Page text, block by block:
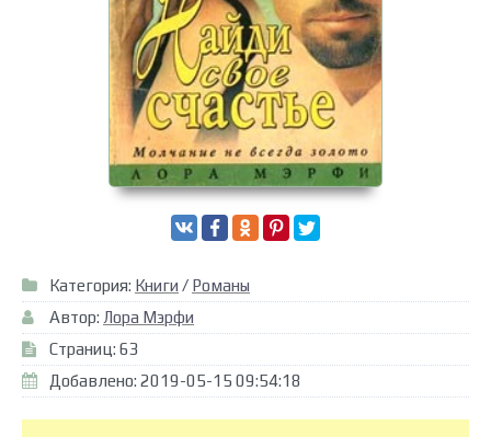
Категория: Книги / Романы
Автор: Лора Мэрфи
Страниц: 63
Добавлено: 2019-05-15 09:54:18